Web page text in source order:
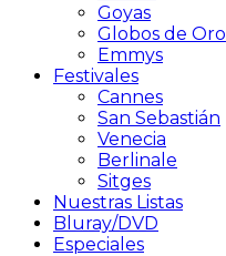
Goyas
Globos de Oro
Emmys
Festivales
Cannes
San Sebastián
Venecia
Berlinale
Sitges
Nuestras Listas
Bluray/DVD
Especiales